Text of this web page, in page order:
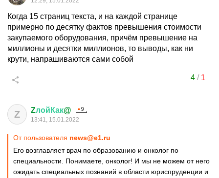
Когда 15 страниц текста, и на каждой странице
примерно по десятку фактов превышения стоимости
закупаемого оборудования, причём превышение на
миллионы и десятки миллионов, то выводы, как ни
крути, напрашиваются сами собой
4/ 1
Z ZлойКак@
13:41, 15.01.2022
От пользователя news@e1.ru
Его возглавляет врач по образованию и онколог по
специальности. Понимаете, онколог! И мы не можем от него
ожидать специальных познаний в области юриспруденции и